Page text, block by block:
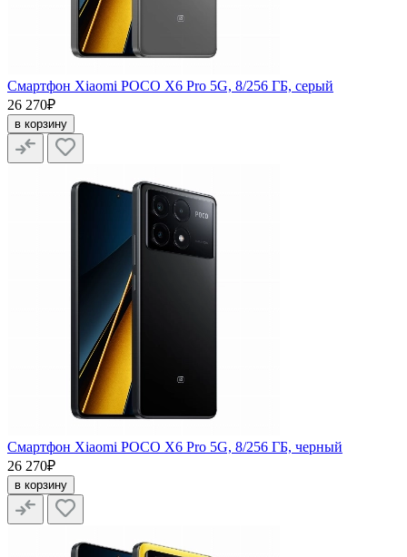
Смартфон Xiaomi POCO X6 Pro 5G, 8/256 ГБ, серый
26 270₽
в корзину
Смартфон Xiaomi POCO X6 Pro 5G, 8/256 ГБ, черный
26 270₽
в корзину